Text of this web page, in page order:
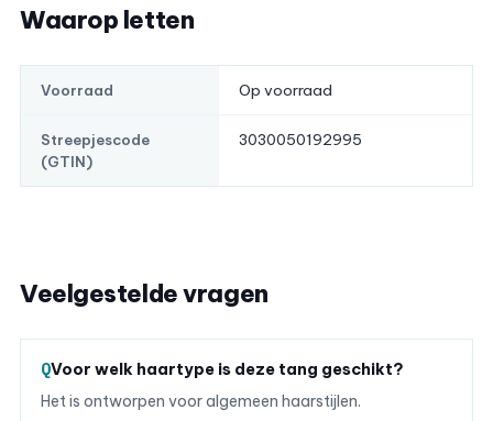
Waarop letten
Voorraad Op voorraad
Streepjescode
(GTIN)
3030050192995
Veelgestelde vragen
Voor welk haartype is deze tang geschikt?
Het is ontworpen voor algemeen haarstijlen.